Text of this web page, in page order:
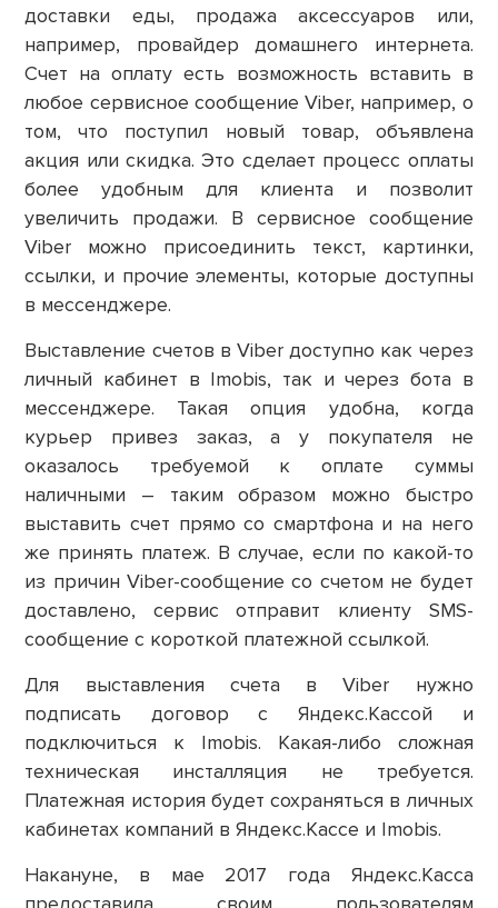
доставки еды, продажа аксессуаров или,
например, провайдер домашнего интернета.
Счет на оплату есть возможность вставить в
любое сервисное сообщение Viber, например, о
том, что поступил новый товар, объявлена
акция или скидка. Это сделает процесс оплаты
более удобным для клиента и позволит
увеличить продажи. В сервисное сообщение
Viber можно присоединить текст, картинки,
ссылки, и прочие элементы, которые доступны
в мессенджере.
Выставление счетов в Viber доступно как через
личный кабинет в Imobis, так и через бота в
мессенджере. Такая опция удобна, когда
курьер привез заказ, а у покупателя не
оказалось требуемой к оплате суммы
наличными – таким образом можно быстро
выставить счет прямо со смартфона и на него
же принять платеж. В случае, если по какой-то
из причин Viber-сообщение со счетом не будет
доставлено, сервис отправит клиенту SMS-
сообщение с короткой платежной ссылкой.
Для выставления счета в Viber нужно
подписать договор с Яндекс.Кассой и
подключиться к Imobis. Какая-либо сложная
техническая инсталляция не требуется.
Платежная история будет сохраняться в личных
кабинетах компаний в Яндекс.Кассе и Imobis.
Накануне, в мае 2017 года Яндекс.Касса